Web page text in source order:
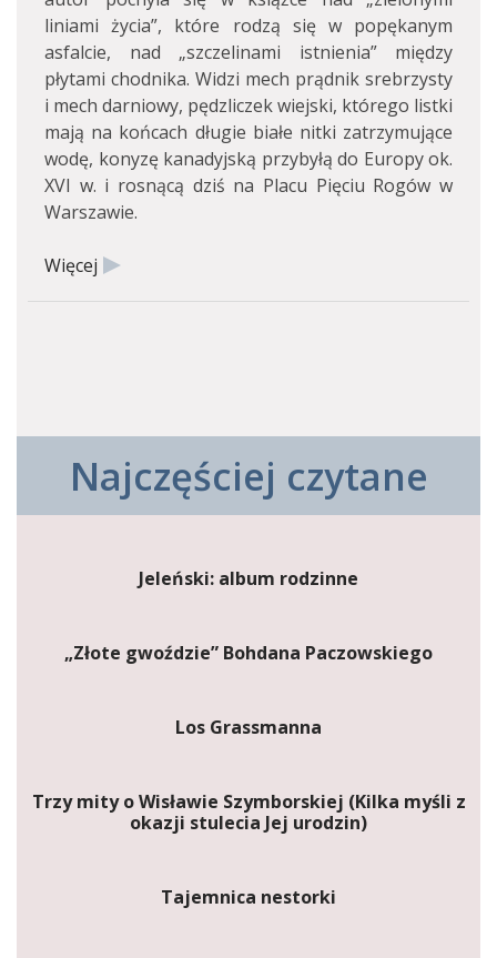
liniami życia”, które rodzą się w popękanym
asfalcie, nad „szczelinami istnienia” między
płytami chodnika. Widzi mech prądnik srebrzysty
i mech darniowy, pędzliczek wiejski, którego listki
mają na końcach długie białe nitki zatrzymujące
wodę, konyzę kanadyjską przybyłą do Europy ok.
XVI w. i rosnącą dziś na Placu Pięciu Rogów w
Warszawie.
Więcej
Najczęściej czytane
Jeleński: album rodzinne
„Złote gwoździe” Bohdana Paczowskiego
Los Grassmanna
Trzy mity o Wisławie Szymborskiej (Kilka myśli z
okazji stulecia Jej urodzin)
Tajemnica nestorki